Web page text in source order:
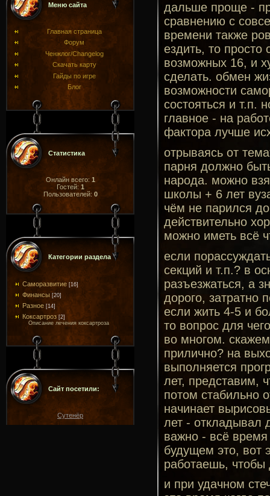
Меню сайта
Главная страница
Форум
Ченжлог/Changelog
Скачать карту
Гайды по игре
Блог
Статистика
Онлайн всего: 1
Гостей: 1
Пользователей: 0
Категории раздела
Саморазвитие [16]
Финансы [20]
Разное [14]
Коксартроз [2]
Описание лечения коксартроза
Сайт посетили:
Сутенёр
дальше проще -
сравнению с
времени также
ездить, то
возможных 16, и
сделать. обмен
возможности
состояться и т.п.
главное - на
фактора лучше
отрываясь от
парня должно
народа. можно
школы + 6 лет
чём не парился
действительно
можно иметь всё
если
секций и т.п.? в
разъезжаться, а
дорого, затратно
если жить 4-5 и
то вопрос для
во многом.
прилично? на
выполняется
лет, представим,
потом стабильно
начинает
лет - откладывал
важно - всё
будущем это, вот
работаешь, чтобы
и при удачном